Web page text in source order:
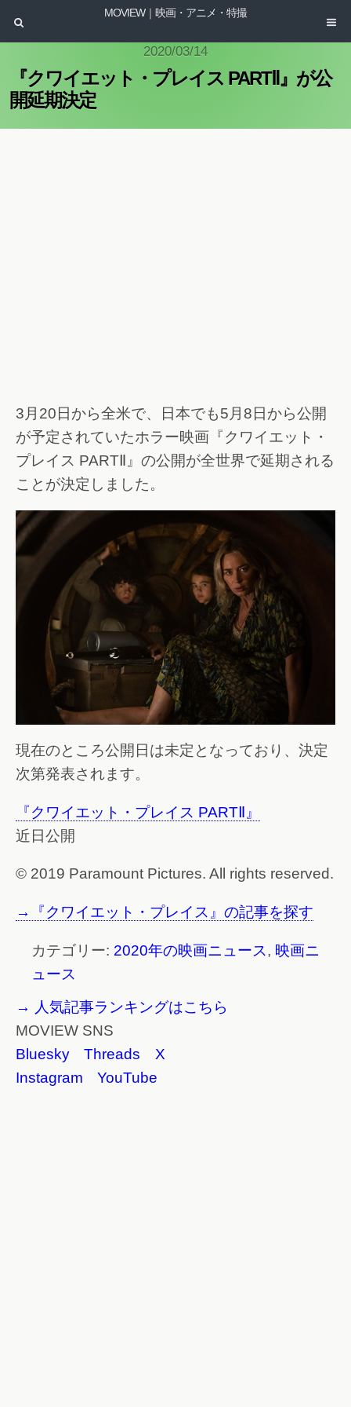
MOVIEW｜映画・アニメ・特撮
2020/03/14
『クワイエット・プレイス PARTⅡ』が公
開延期決定
3月20日から全米で、日本でも5月8日から公開
が予定されていたホラー映画『クワイエット・
プレイス PARTⅡ』の公開が全世界で延期される
ことが決定しました。
現在のところ公開日は未定となっており、決定
次第発表されます。
『クワイエット・プレイス PARTⅡ』
近日公開
© 2019 Paramount Pictures. All rights reserved.
→『クワイエット・プレイス』の記事を探す
カテゴリー: 2020年の映画ニュース, 映画ニ
ュース
→ 人気記事ランキングはこちら
MOVIEW SNS
Bluesky
Threads
X
Instagram
YouTube